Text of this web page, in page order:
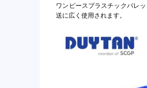
ワンピースプラスチックパレ
送に広く使用されます。